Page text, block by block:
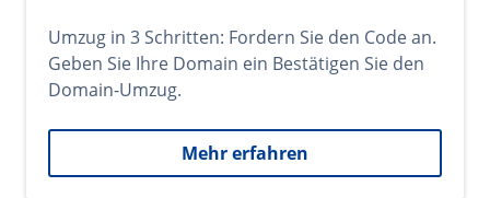
Umzug in 3 Schritten: Fordern Sie den Code an.
Geben Sie Ihre Domain ein Bestätigen Sie den
Domain-Umzug.
Mehr erfahren